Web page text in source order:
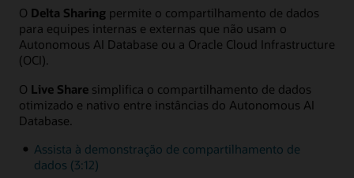
O Delta Sharing permite o compartilhamento de dados
para equipes internas e externas que não usam o
Autonomous AI Database ou a Oracle Cloud Infrastructure
(OCI).
O Live Share simplifica o compartilhamento de dados
otimizado e nativo entre instâncias do Autonomous AI
Database.
Assista à demonstração de compartilhamento de
dados (3:12)